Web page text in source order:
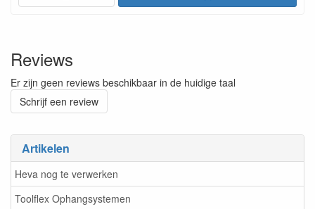
Artikelen
Heva nog te verwerken
Toolflex Ophangsystemen
Reviews
Er zijn geen reviews beschikbaar in de huidige taal
Schrijf een review